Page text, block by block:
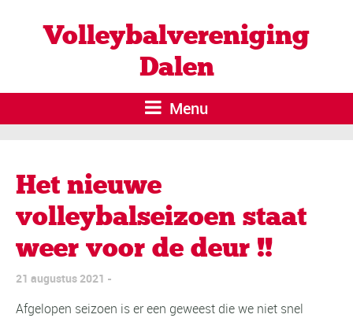
Volleybalvereniging
Dalen
Menu
Het nieuwe
volleybalseizoen staat
weer voor de deur !!
21 augustus 2021
Afgelopen seizoen is er een geweest die we niet snel